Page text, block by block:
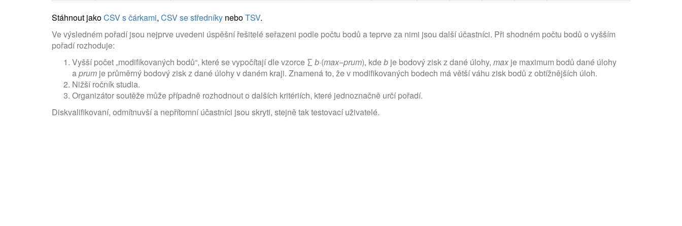
Stáhnout jakoCSV s čárkami, CSV se středníky neboTSV.
Ve výsledném pořadí jsou nejprve uvedeni úspěšní řešitelé seřazeni podle počtu bodů a teprve za nimi jsou další účastníci. Při shodném počtu bodů o vyšším
pořadí rozhoduje:
Vyšší počet „modifikovaných bodů“, které se vypočítají dle vzorce ∑ b·(max−prum), kdeb je bodový zisk z dané úlohy, max je maximum bodů dané úlohy
a prum je průměrný bodový zisk z dané úlohy v daném kraji. Znamená to, že v modifikovaných bodech má větší váhu zisk bodů z obtížnějších úloh.
Nižší ročník studia.
Organizátor soutěže může případně rozhodnout o dalších kritériích, které jednoznačně určí pořadí.
Diskvalifikovaní, odmítnuvší a nepřítomní účastníci jsou skryti, stejně tak testovací uživatelé.